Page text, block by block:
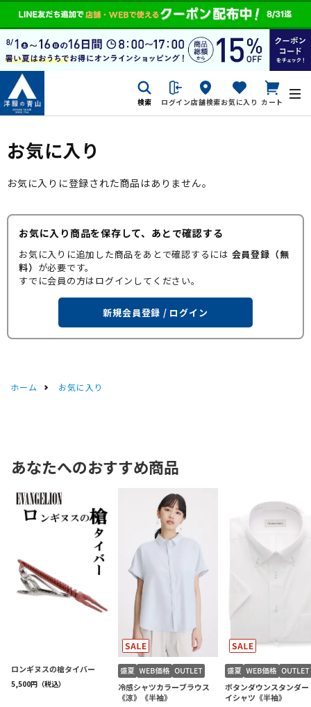
検索 ログイン店舗検索お気に入り カート
お気に入り
お気に入りに登録された商品はありません。
お気に入り商品を保存して、あとで確認する
お気に入りに追加した商品をあとで確認するには 会員登録（無
料） が必要です。
すでに会員の方はログインしてください。
新規会員登録 / ログイン
ホーム お気に入り